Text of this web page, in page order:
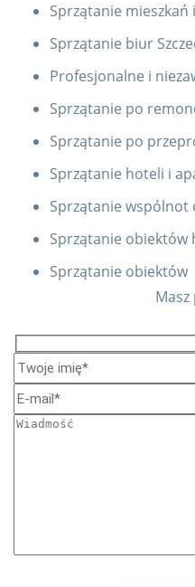
Sprzątanie
Sprzątanie biur
Profesjonalne i
Sprzątanie po
Sprzątanie po
Sprzątanie hoteli i
Sprzątanie wspólnot
Sprzątanie obiektów
Sprzątanie obiektów
Masz